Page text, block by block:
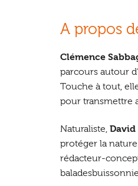
A propos
Clémence
parcours autour
Touche à tout,
pour transmettre
Naturaliste,David
protéger la
rédacteur-